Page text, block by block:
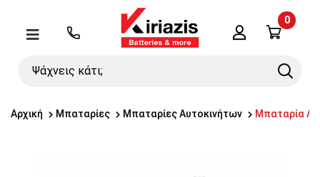
Μενού
Ψάχνεις
Search
Λογαριασμός
0
Αρχική Μπαταρίες Μπαταρίες Αυτοκινήτων Μπαταρία